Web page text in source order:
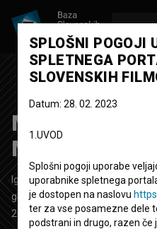
Majmunska
Mačkamiš
Igrani video spot
4' 8''
glasbeni
2023
Slovenija
SPLOŠNI POGOJI
SPLETNEGA
SLOVENSKIH
Datum: 28. 02. 2023
1.UVOD
Splošni pogoji uporabe
uporabnike spletnega
je dostopen na naslovu
ter za vse posamezne dele
podstrani in drugo, razen če